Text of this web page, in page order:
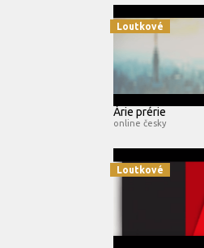
Loutkové
Árie prérie
online česky
Loutkové